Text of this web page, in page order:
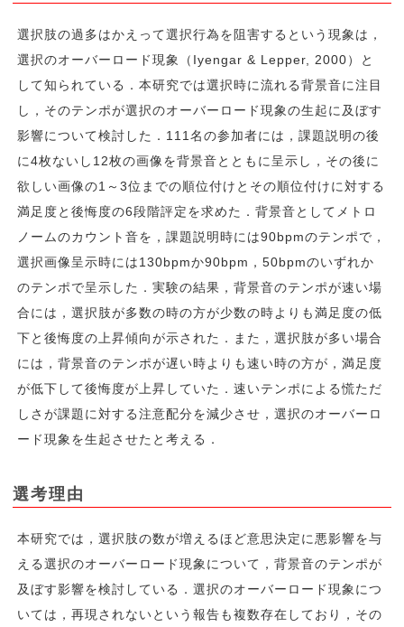
選択肢の過多はかえって選択行為を阻害するという現象は，
選択のオーバーロード現象（Iyengar & Lepper, 2000）と
して知られている．本研究では選択時に流れる背景音に注目
し，そのテンポが選択のオーバーロード現象の生起に及ぼす
影響について検討した．111名の参加者には，課題説明の後
に4枚ないし12枚の画像を背景音とともに呈示し，その後に
欲しい画像の1～3位までの順位付けとその順位付けに対する
満足度と後悔度の6段階評定を求めた．背景音としてメトロ
ノームのカウント音を，課題説明時には90bpmのテンポで，
選択画像呈示時には130bpmか90bpm，50bpmのいずれか
のテンポで呈示した．実験の結果，背景音のテンポが速い場
合には，選択肢が多数の時の方が少数の時よりも満足度の低
下と後悔度の上昇傾向が示された．また，選択肢が多い場合
には，背景音のテンポが遅い時よりも速い時の方が，満足度
が低下して後悔度が上昇していた．速いテンポによる慌ただ
しさが課題に対する注意配分を減少させ，選択のオーバーロ
ード現象を生起させたと考える．
選考理由
本研究では，選択肢の数が増えるほど意思決定に悪影響を与
える選択のオーバーロード現象について，背景音のテンポが
及ぼす影響を検討している．選択のオーバーロード現象につ
いては，再現されないという報告も複数存在しており，その